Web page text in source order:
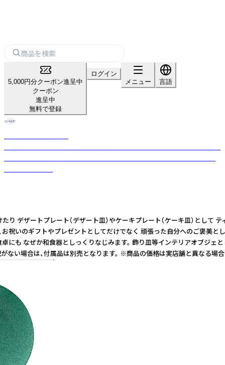
5,000円分クーポン進呈中
クーポン
進呈中
無料で登録
ログイン
メニュー
言語
デザートプレート（デザート皿）やケーキプレート（ケーキ皿）
フトやプレゼントとしてだけでなく 頑張った自分へのご褒美と
にも なぜか和食器としっくりなじみます。 飾り皿等インテリ
がない場合は、付属品は別売となります。 ※商品の価格は実店舗と異なる